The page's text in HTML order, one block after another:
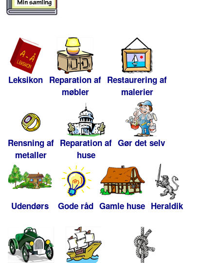
Leksikon Reparation af
møbler
Restaurering af
malerier
Rensning af
metaller
Reparation af
huse
Gør det selv
Udendørs Gode råd Gamle huse Heraldik